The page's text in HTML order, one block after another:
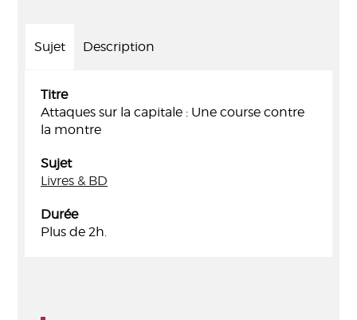
Sujet Description
Titre
Attaques sur la capitale : Une course contre
la montre
Sujet
Livres & BD
Durée
Plus de 2h.